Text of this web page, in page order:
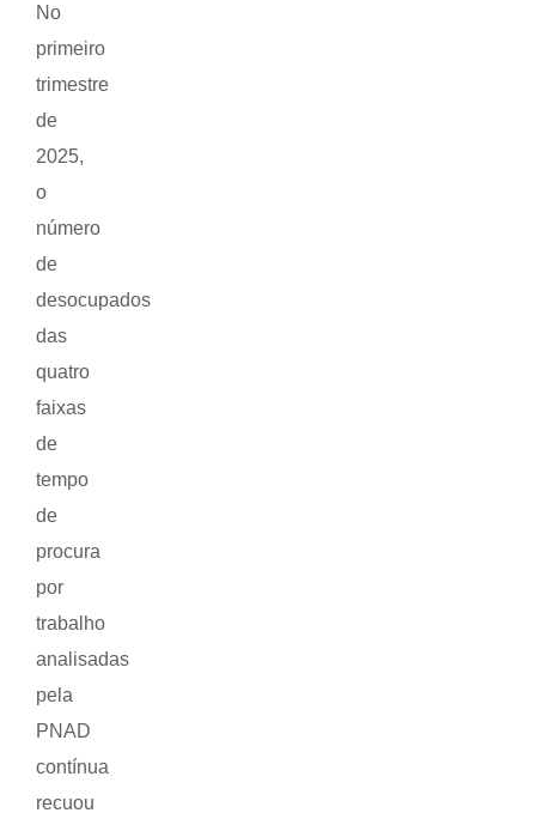
No
primeiro
trimestre
de
2025,
o
número
de
desocupados
das
quatro
faixas
de
tempo
de
procura
por
trabalho
analisadas
pela
PNAD
contínua
recuou